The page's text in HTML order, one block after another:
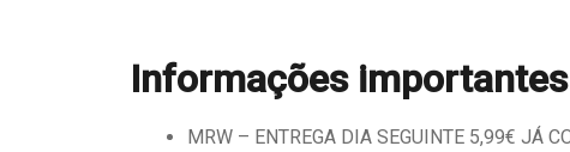
Informações importantes
MRW – ENTREGA DIA SEGUINTE 5,99€ JÁ